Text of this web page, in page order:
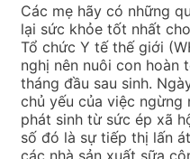
Các mẹ hãy có những
lại sức khỏe tốt nhất
Tổ chức Y tế thế giới
nghị nên nuôi con hoàn
tháng đầu sau sinh.
chủ yếu của việc ngừng
phát sinh từ sức ép xã
số đó là sự tiếp thị lấn
các nhà sản xuất sữa